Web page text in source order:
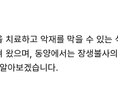
료하고 악재를 막을 수 있는
으며, 동양에서는 장생불사
아보겠습니다.